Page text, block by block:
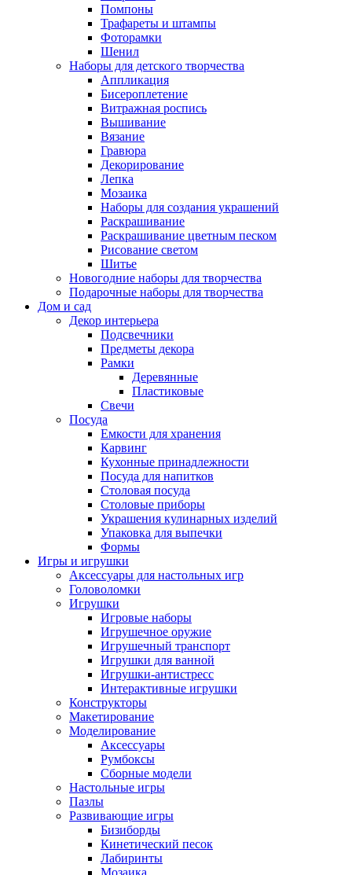
Помпоны
Трафареты и штампы
Фоторамки
Шенил
Наборы для детского творчества
Аппликация
Бисероплетение
Витражная роспись
Вышивание
Вязание
Гравюра
Декорирование
Лепка
Мозаика
Наборы для создания украшений
Раскрашивание
Раскрашивание цветным песком
Рисование светом
Шитье
Новогодние наборы для творчества
Подарочные наборы для творчества
Дом и сад
Декор интерьера
Подсвечники
Предметы декора
Рамки
Деревянные
Пластиковые
Свечи
Посуда
Емкости для хранения
Карвинг
Кухонные принадлежности
Посуда для напитков
Столовая посуда
Столовые приборы
Украшения кулинарных изделий
Упаковка для выпечки
Формы
Игры и игрушки
Аксессуары для настольных игр
Головоломки
Игрушки
Игровые наборы
Игрушечное оружие
Игрушечный транспорт
Игрушки для ванной
Игрушки-антистресс
Интерактивные игрушки
Конструкторы
Макетирование
Моделирование
Аксессуары
Румбоксы
Сборные модели
Настольные игры
Пазлы
Развивающие игры
Бизиборды
Кинетический песок
Лабиринты
Мозаика